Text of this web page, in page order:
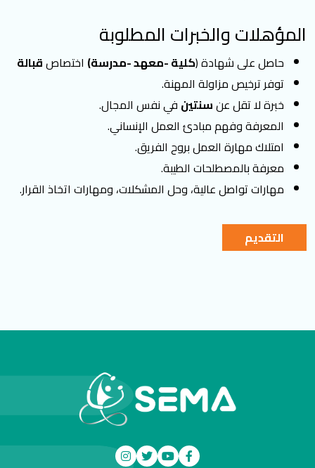
المؤهلات والخبرات المطلوبة
حاصل على شهادة (كلية -معهد -مدرسة) اختصاصقبالة
توفر ترخيص مزاولة المهنة.
خبرة لا تقل عنسنتين في نفس المجال.
المعرفة وفهم مبادئ العمل الإنساني.
امتلاك مهارة العمل بروح الفريق.
معرفة بالمصطلحات الطيبة.
مهارات تواصل عالية، وحل المشكلات، ومهارات اتخاذ القرار.
التقديم